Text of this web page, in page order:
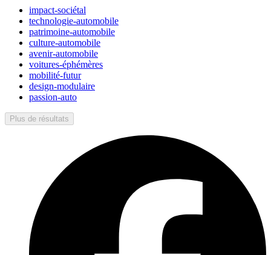
impact-sociétal
technologie-automobile
patrimoine-automobile
culture-automobile
avenir-automobile
voitures-éphémères
mobilité-futur
design-modulaire
passion-auto
Plus de résultats